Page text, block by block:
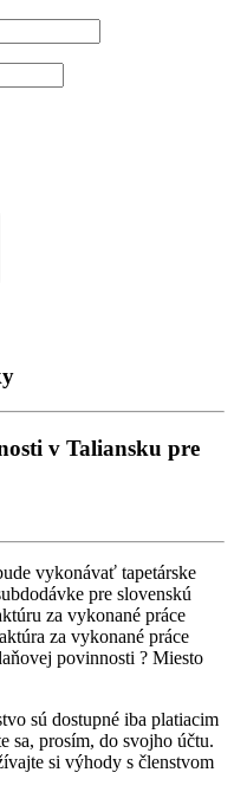
v Taliansku pre
vykonávať tapetárske
pre slovenskú
za vykonané práce
za vykonané práce
povinnosti ? Miesto
sú dostupné iba platiacim
sa, prosím, do svojho účtu.
si výhody s členstvom